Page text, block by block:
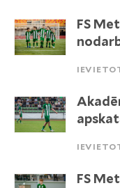
FS
FS